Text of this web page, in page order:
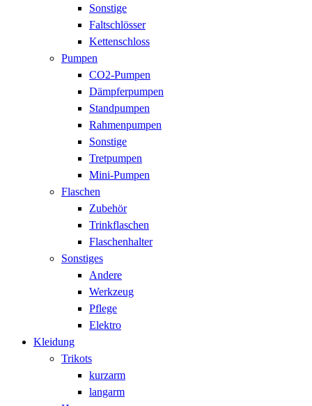
Sonstige
Faltschlösser
Kettenschloss
Pumpen
CO2-Pumpen
Dämpferpumpen
Standpumpen
Rahmenpumpen
Sonstige
Tretpumpen
Mini-Pumpen
Flaschen
Zubehör
Trinkflaschen
Flaschenhalter
Sonstiges
Andere
Werkzeug
Pflege
Elektro
Kleidung
Trikots
kurzarm
langarm